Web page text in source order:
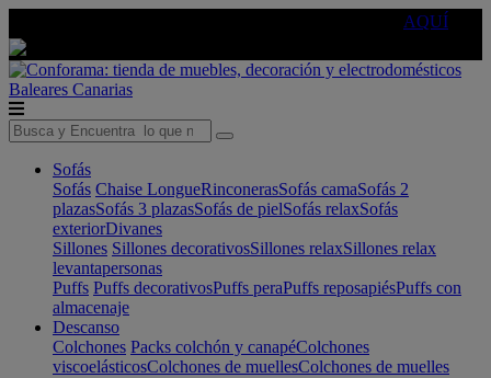
AQUÍ
Baleares Canarias
Sofás
Sofás Chaise LongueRinconerasSofás camaSofás 2
plazasSofás 3 plazasSofás de pielSofás relaxSofás
exteriorDivanes
Sillones Sillones decorativosSillones relaxSillones relax
levantapersonas
Puffs Puffs decorativosPuffs peraPuffs reposapiésPuffs con
almacenaje
Descanso
Colchones Packs colchón y canapéColchones
viscoelásticosColchones de muellesColchones de muelles